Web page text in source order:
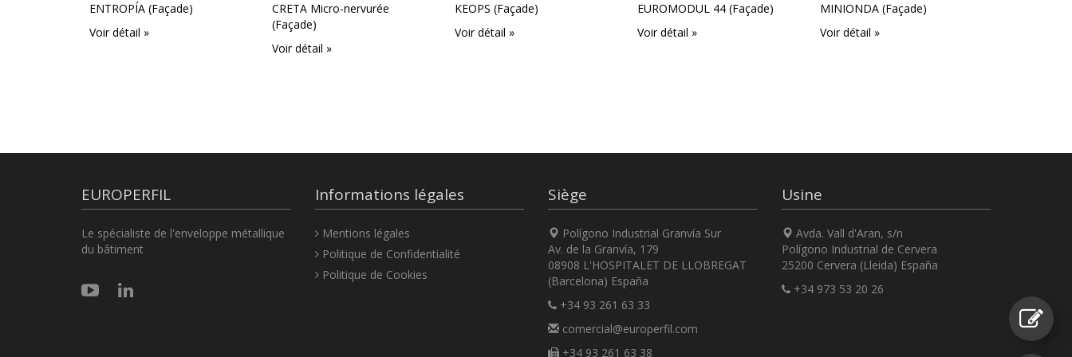
ENTROPÍA (Façade)
Voir détail »
CRETA Micro-nervurée
(Façade)
Voir détail »
KEOPS (Façade)
Voir détail »
EUROMODUL 44 (Façade)
Voir détail »
MINIONDA (Façade)
Voir détail »
EUROPERFIL
Le spécialiste de l'enveloppe métallique
du bâtiment
Informations légales
Mentions légales
Politique de Confidentialité
Politique de Cookies
Siège
Polígono Industrial Granvía Sur
Av. de la Granvía, 179
08908 L'HOSPITALET DE LLOBREGAT
(Barcelona) España
+34 93 261 63 33
comercial@europerfil.com
+34 93 261 63 38
Usine
Avda. Vall d'Aran, s/n
Polígono Industrial de Cervera
25200 Cervera (Lleida) España
+34 973 53 20 26